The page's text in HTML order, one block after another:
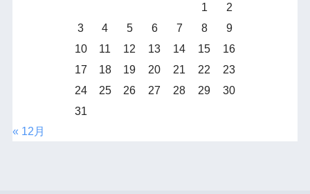
1
2
3
4 5 6 7 8
9
10
11 12 13 14 15
16
17
18 19 20 21 22
23
24
25 26 27 28 29
30
31
« 12月